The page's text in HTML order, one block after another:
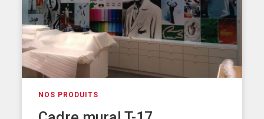
NOS PRODUITS